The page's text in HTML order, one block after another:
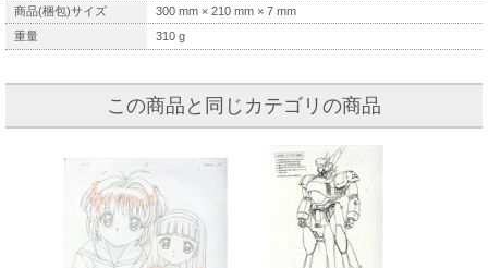
商品(梱包)サイズ 300 mm × 210 mm × 7 mm
重量
310 g
この商品と同じカテゴリの商品